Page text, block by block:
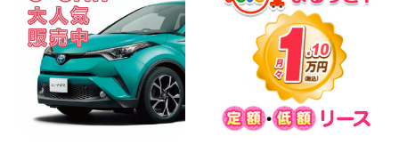
佐渡空港店はお盆も休まず営業中! 新潟県
佐渡空港店
100円レンタカー 佐渡空港
2026年08月06日
今週末空きあります☆ 大阪府 寝屋川太間
東町店
100円レンタカー 寝屋川太間東町
2026年08月06日